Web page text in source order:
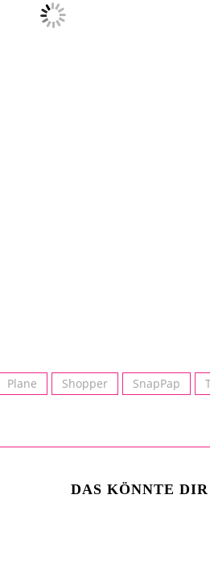
Plane Shopper SnapPap
DAS KÖNNTE